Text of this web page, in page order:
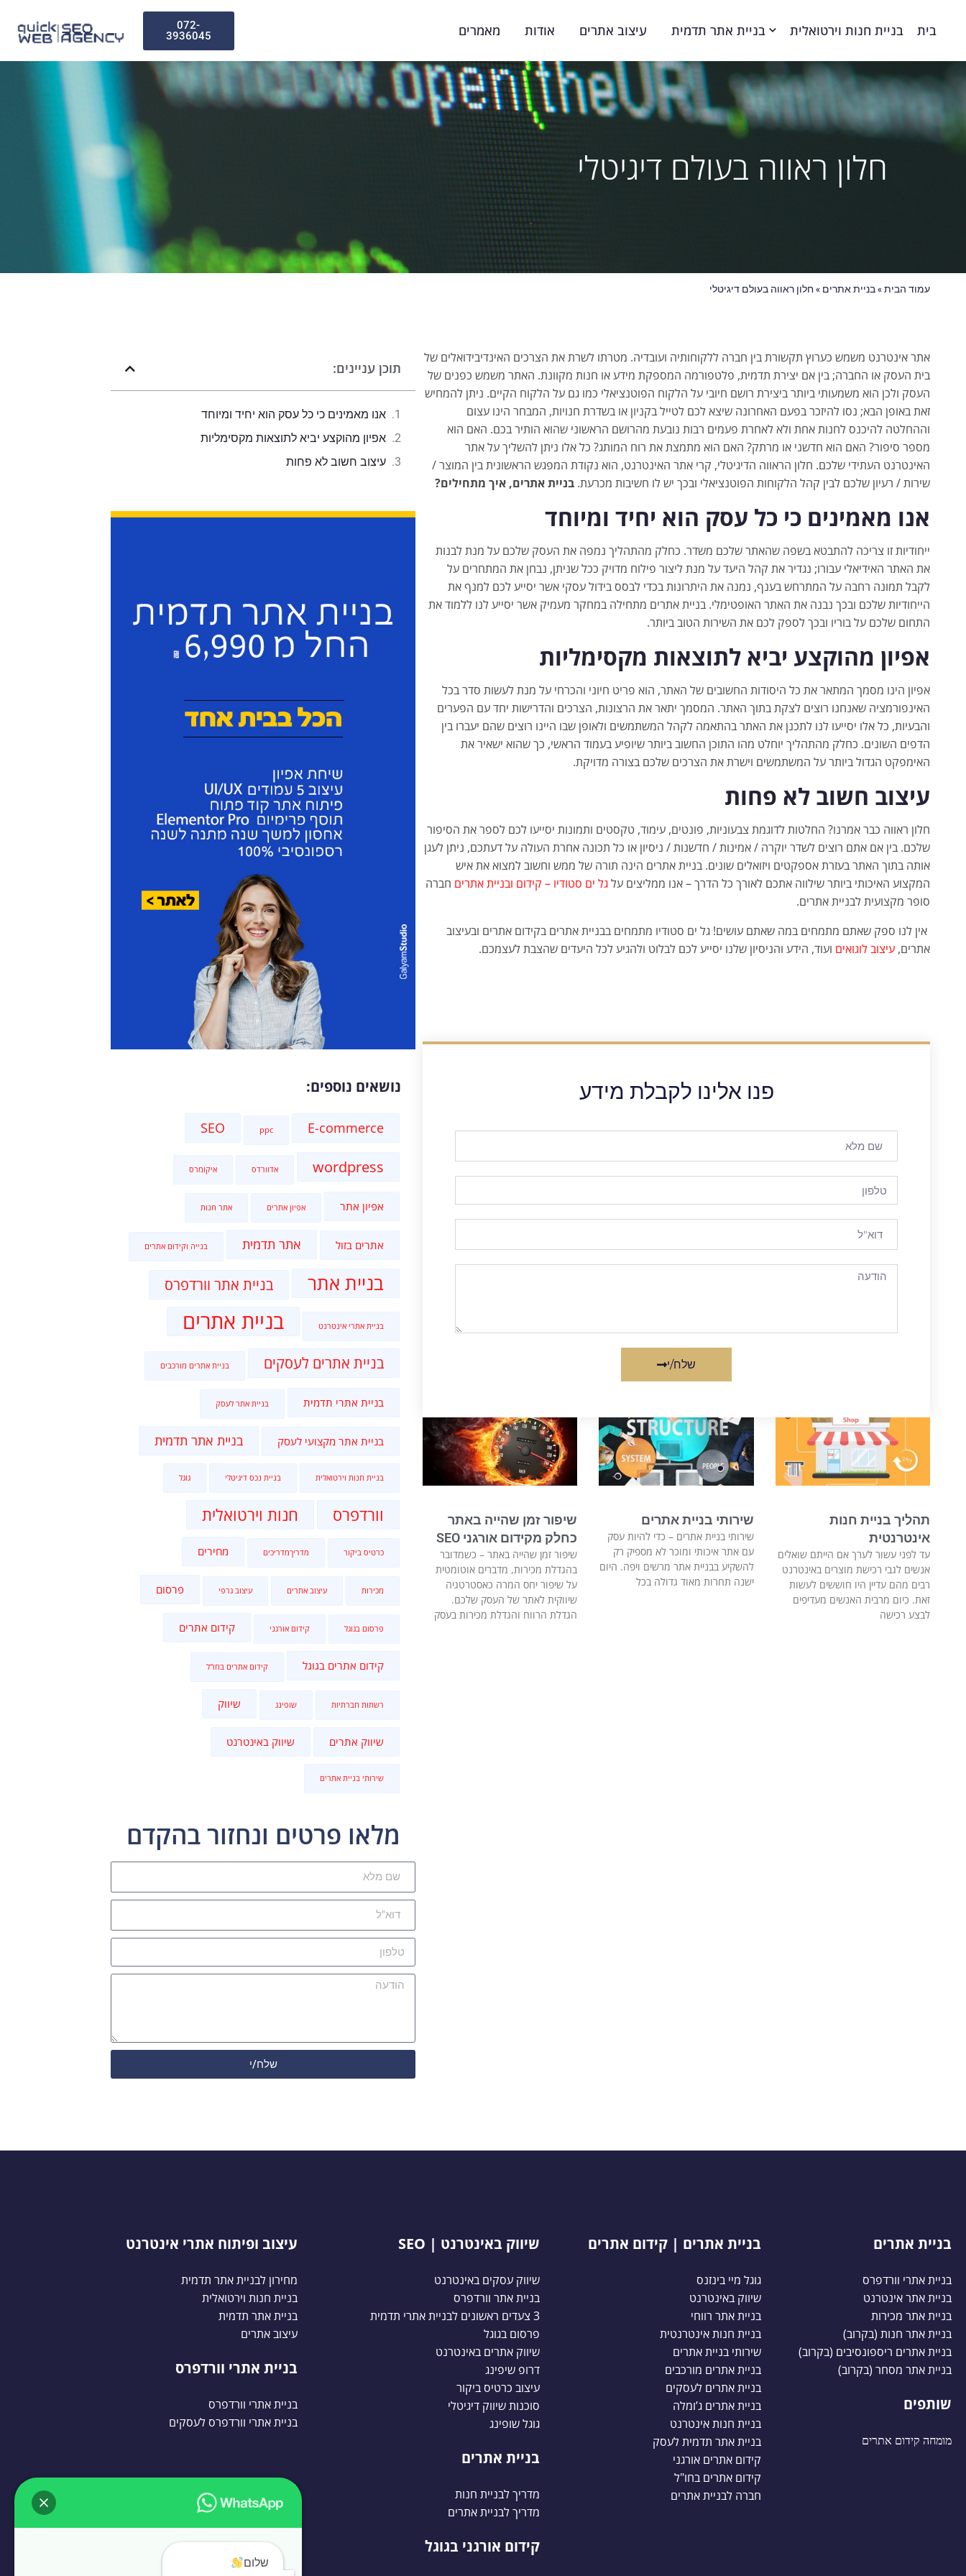
בית בניית חנות וירטואלית בניית אתר תדמית עיצוב אתרים אודות מאמרים
072-
3936045
חלון ראווה בעולם דיגיטלי
עמוד הבית»בניית אתרים » חלון ראווה בעולם דיגיטלי
אתר אינטרנט משמש כערוץ תקשורת בין חברה ללקוחותיה ועובדיה. מטרתו לשרת את הצרכים האינדיבידואלים של
בית העסק או החברה; בין אם יצירת תדמית, פלטפורמה המספקת מידע או חנות מקוונת. האתר משמש כפנים של
העסק ולכן הוא משמעותי ביותר ביצירת רושם חיובי על הלקוח הפוטנציאלי כמו גם על הלקוח הקיים. ניתן להמחיש
זאת באופן הבא; נסו להיזכר בפעם האחרונה שיצא לכם לטייל בקניון או בשדרת חנויות, המבחר הינו עצום
וההחלטה להיכנס לחנות אחת ולא לאחרת פעמים רבות נובעת מהרושם הראשוני שהוא הותיר בכם. האם הוא
מספר סיפור? האם הוא חדשני או מרתק? האם הוא מתמצת את רוח המותג? כל אלו ניתן להשליך על אתר
האינטרנט העתידי שלכם. חלון הראווה הדיגיטלי, קרי אתר האינטרנט, הוא נקודת המפגש הראשונית בין המוצר /
שירות / רעיון שלכם לבין קהל הלקוחות הפוטנציאלי ובכך יש לו חשיבות מכרעת. בניית אתרים, איך מתחילים?
אנו מאמינים כי כל עסק הוא יחיד ומיוחד
ייחודיות זו צריכה להתבטא בשפה שהאתר שלכם משדר. כחלק מהתהליך נמפה את העסק שלכם על מנת לבנות
את האתר האידיאלי עבורו; נגדיר את קהל היעד על מנת ליצור פילוח מדויק ככל שניתן, נבחן את המתחרים על
לקבל תמונה רחבה על המתרחש בענף, נמנה את היתרונות בכדי לבסס בידול עסקי אשר יסייע לכם למנף את
הייחודיות שלכם ובכך נבנה את האתר האופטימלי. בניית אתרים מתחילה במחקר מעמיק אשר יסייע לנו ללמוד את
התחום שלכם על בוריו ובכך לספק לכם את השירות הטוב ביותר.
אפיון מהוקצע יביא לתוצאות מקסימליות
אפיון הינו מסמך המתאר את כל היסודות החשובים של האתר, הוא פריט חיוני והכרחי על מנת לעשות סדר בכל
האינפורמציה שאנחנו רוצים לצקת בתוך האתר. המסמך יתאר את הרצונות, הצרכים והדרישות יחד עם הפערים
והבעיות, כל אלו יסייעו לנו לתכנן את האתר בהתאמה לקהל המשתמשים ולאופן שבו היינו רוצים שהם יעברו בין
הדפים השונים. כחלק מהתהליך יוחלט מהו התוכן החשוב ביותר שיופיע בעמוד הראשי, כך שהוא ישאיר את
האימפקט הגדול ביותר על המשתמשים וישרת את הצרכים שלכם בצורה מדויקת.
עיצוב חשוב לא פחות
חלון ראווה כבר אמרנו? החלטות לדוגמת צבעוניות, פונטים, עימוד, טקסטים ותמונות יסייעו לכם לספר את הסיפור
שלכם. בין אם אתם רוצים לשדר יוקרה / אמינות / חדשנות / ניסיון או כל תכונה אחרת העולה על דעתכם, ניתן לעגן
אותה בתוך האתר בעזרת אספקטים ויזואלים שונים. בניית אתרים הינה תורה של ממש וחשוב למצוא את איש
המקצוע האיכותי ביותר שילווה אתכם לאורך כל הדרך – אנו ממליצים עלגל ים סטודיו – קידום ובניית אתרים חברה
סופר מקצועית לבניית אתרים.
אין לנו ספק שאתם מתמחים במה שאתם עושים! גל ים סטודיו מתמחים בבניית אתרים בקידום אתרים ובעיצוב
אתרים, עיצוב לוגואים ועוד, הידע והניסיון שלנו יסייע לכם לבלוט ולהגיע לכל היעדים שהצבת לעצמכם.
פנו אלינו לקבלת מידע
שלח/י
תהליך בניית חנות
אינטרנטית
עד לפני עשור לערך אם הייתם שואלים
אנשים לגבי רכישת מוצרים באינטרנט
רבים מהם עדיין היו חוששים לעשות
זאת. כיום מרבית האנשים מעדיפים
לבצע רכישה
שירותי בניית אתרים
שירותי בניית אתרים – כדי להיות עסק
עם אתר איכותי ומוכר לא מספיק רק
להשקיע בבניית אתר מרשים ויפה. היום
ישנה תחרות מאוד גדולה בכל
שיפור זמן שהייה באתר
כחלק מקידום אורגני SEO
שיפור זמן שהייה באתר – כשמדובר
בהגדלת מכירות, מדברים אוטומטית
על שיפור יחס המרה כאסטרטגיה
שיווקית לאתר של העסק שלכם.
הגדלת הרווח והגדלת מכירות בעסק
תוכן עניינים:
אנו מאמינים כי כל עסק הוא יחיד ומיוחד
אפיון מהוקצע יביא לתוצאות מקסימליות
עיצוב חשוב לא פחות
נושאים נוספים:
E-commerce
ppc
SEO
wordpress אדוורדס איקומרס
אפיון אתר אפיון אתרים אתר חנות
אתרים בזול אתר תדמית בנייה וקידום אתרים
בניית אתר בניית אתר וורדפרס
בניית אתרי אינטרנט בניית אתרים
בניית אתרים לעסקים בניית אתרים מורכבים
בניית אתרי תדמית בניית אתר לעסק
בניית אתר מקצועי לעסק בניית אתר תדמית
בניית חנות וירטואלית בניית נכס דיגיטלי גוגל
וורדפרס חנות וירטואלית
כרטיס ביקור מדריךמדריכים מחירים
מכירות עיצוב אתרים עיצוב גרפי פרסום
פרסום בגוגל קידום אורגני קידום אתרים
קידום אתרים בגוגל קידום אתרים בחו"ל
רשתות חברתיות שופינג שיווק
שיווק אתרים שיווק באינטרנט
שירותי בניית אתרים
מלאו פרטים ונחזור בהקדם
שלח/י
בניית אתרים
בניית אתרי וורדפרס
בניית אתר אינטרנט
בניית אתר מכירות
בניית אתר חנות (בקרוב)
בניית אתרים ריספונסיבים (בקרוב)
בניית אתר מסחר (בקרוב)
שותפים
מומחה קידום אתרים
בניית אתרים | קידום אתרים
גוגל מיי בינזנס
שיווק באינטרנט
בניית אתר רווחי
בניית חנות אינטרנטית
שירותי בניית אתרים
בניית אתרים מורכבים
בניית אתרים לעסקים
בניית אתרים ג’ומלה
בניית חנות אינטרנט
בניית אתר תדמית לעסק
קידום אתרים אורגני
קידום אתרים בחו"ל
חברה לבניית אתרים
שיווק באינטרנט | SEO
שיווק עסקים באינטרנט
בניית אתר וורדפרס
3 צעדים ראשונים לבניית אתרי תדמית
פרסום בגוגל
שיווק אתרים באינטרנט
דרופ שיפינג
עיצוב כרטיס ביקור
סוכנות שיווק דיגיטלי
גוגל שופינג
בניית אתרים
מדריך לבניית חנות
מדריך לבניית אתרים
קידום אורגני בגוגל
עיצוב ופיתוח אתרי אינטרנט
מחירון לבניית אתר תדמית
בניית חנות וירטואלית
בניית אתר תדמית
עיצוב אתרים
בניית אתרי וורדפרס
בניית אתרי וורדפרס
בניית אתרי וורדפרס לעסקים
שלום